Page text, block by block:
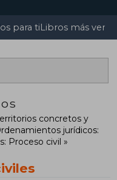
para tiLibros más
concretos y
jurídicos:
Proceso civil